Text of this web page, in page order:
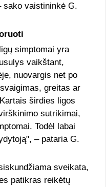
sako vaistininkė G.
simptomai yra
vaikštant,
nuovargis net po
greitas ar
širdies ligos
sutrikimai,
Todėl labai
– pataria G.
sveikata,
patikras reikėtų